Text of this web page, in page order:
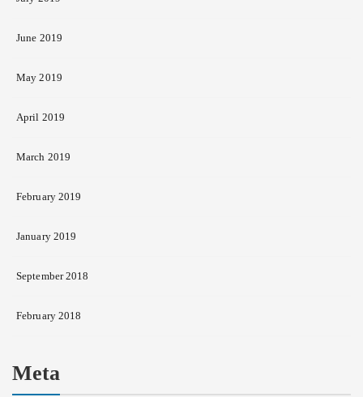
June 2019
May 2019
April 2019
March 2019
February 2019
January 2019
September 2018
February 2018
Meta